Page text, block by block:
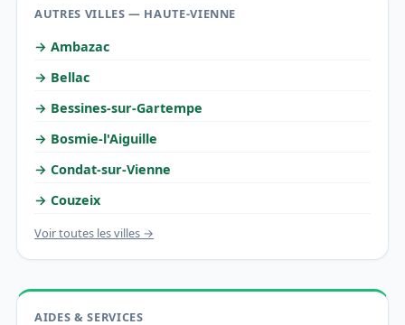
AUTRES VILLES — HAUTE-VIENNE
→ Ambazac
→ Bellac
→ Bessines-sur-Gartempe
→ Bosmie-l'Aiguille
→ Condat-sur-Vienne
→ Couzeix
Voir toutes les villes →
AIDES & SERVICES